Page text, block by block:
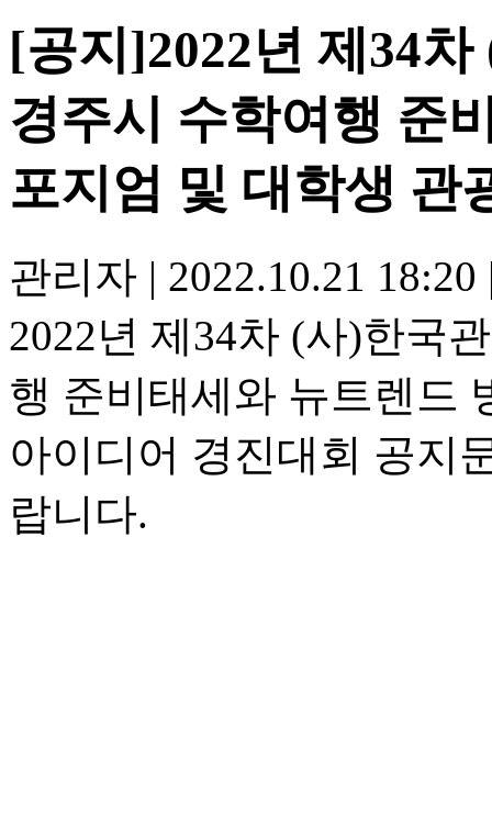
[공지]2022년 제34
경주시 수학여행 준
포지엄 및 대학생 관
관리자 | 2022.10.21 18:20
2022년 제34차 (사)한국
행 준비태세와 뉴트렌드
아이디어 경진대회 공지
랍니다.